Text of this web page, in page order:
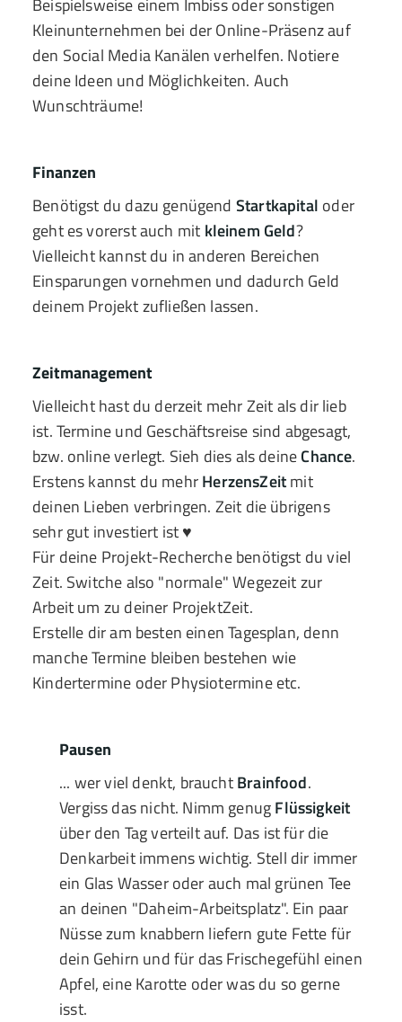
Beispielsweise einem Imbiss oder sonstigen
Kleinunternehmen bei der Online-Präsenz auf
den Social Media Kanälen verhelfen. Notiere
deine Ideen und Möglichkeiten. Auch
Wunschträume!
Finanzen
Benötigst du dazu genügend Startkapital oder
geht es vorerst auch mit kleinem Geld?
Vielleicht kannst du in anderen Bereichen
Einsparungen vornehmen und dadurch Geld
deinem Projekt zufließen lassen.
Zeitmanagement
Vielleicht hast du derzeit mehr Zeit als dir lieb
ist. Termine und Geschäftsreise sind abgesagt,
bzw. online verlegt. Sieh dies als deineChance.
Erstens kannst du mehrHerzensZeitmit
deinen Lieben verbringen. Zeit die übrigens
sehr gut investiert ist ♥
Für deine Projekt-Recherche benötigst du viel
Zeit. Switche also "normale" Wegezeit zur
Arbeit um zu deiner ProjektZeit.
Erstelle dir am besten einen Tagesplan, denn
manche Termine bleiben bestehen wie
Kindertermine oder Physiotermine etc.
Pausen
... wer viel denkt, brauchtBrainfood.
Vergiss das nicht. Nimm genugFlüssigkeit
über den Tag verteilt auf. Das ist für die
Denkarbeit immens wichtig. Stell dir immer
ein Glas Wasser oder auch mal grünen Tee
an deinen "Daheim-Arbeitsplatz". Ein paar
Nüsse zum knabbern liefern gute Fette für
dein Gehirn und für das Frischegefühl einen
Apfel, eine Karotte oder was du so gerne
isst.